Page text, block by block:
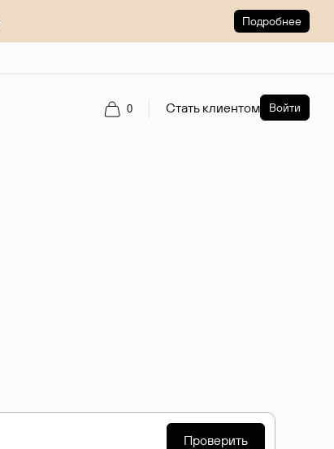
Подробнее
0 Стать клиентом Войти
Проверить